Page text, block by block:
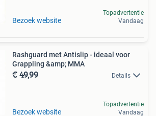
Bezoek website
Topadvertentie
Vandaag
Rashguard met Antislip - ideaal voor
Grappling &amp; MMA
€ 49,99 Details
Bezoek website
Topadvertentie
Vandaag